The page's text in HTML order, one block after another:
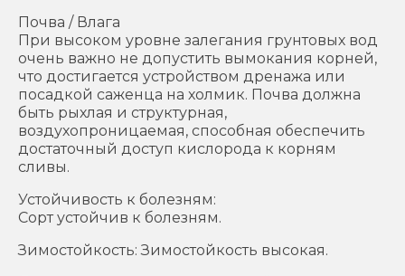
Почва / Влага
При высоком уровне залегания грунтовых вод
очень важно не допустить вымокания корней,
что достигается устройством дренажа или
посадкой саженца на холмик. Почва должна
быть рыхлая и структурная,
воздухопроницаемая, способная обеспечить
достаточный доступ кислорода к корням
сливы.
Устойчивость к болезням:
Сорт устойчив к болезням.
Зимостойкость: Зимостойкость высокая.